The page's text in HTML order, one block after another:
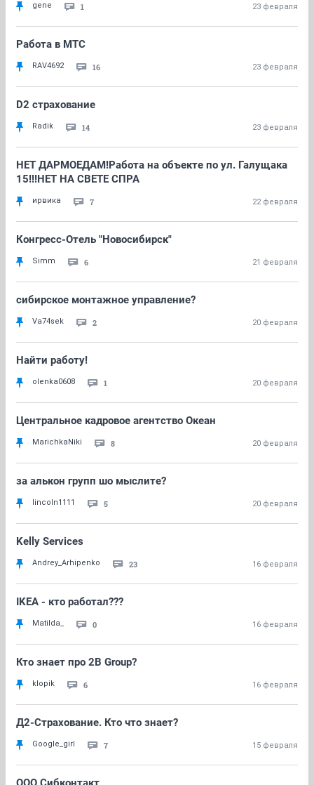
gene 1 23 февраля
Работа в МТС
RAV4692 16 23 февраля
D2 страхование
Radik 14 23 февраля
НЕТ ДАРМОЕДАМ!Работа на объекте по ул. Галущака
15!!!НЕТ НА СВЕТЕ СПРА
ирвика 7 22 февраля
Конгресс-Отель "Новосибирск"
Simm 6 21 февраля
сибирское монтажное управление?
Va74sek 2 20 февраля
Найти работу!
olenka0608 1 20 февраля
Центральное кадровое агентство Океан
MarichkaNiki 8 20 февраля
за алькон групп шо мыслите?
lincoln1111 5 20 февраля
Kelly Services
Andrey_Arhipenko 23 16 февраля
IKEA - кто работал???
Matilda_ 0 16 февраля
Кто знает про 2B Group?
klopik 6 16 февраля
Д2-Страхование. Кто что знает?
Google_girl 7 15 февраля